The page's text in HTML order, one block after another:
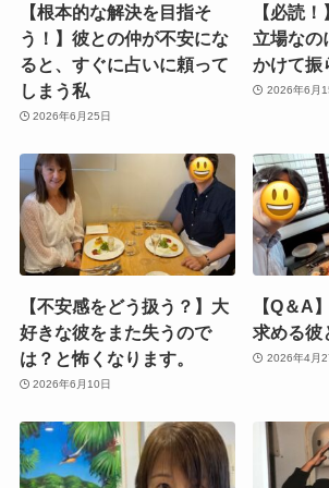
【根本的な解決を目指そ
う！】彼との仲が不安にな
ると、すぐに占いに頼って
しまう私
2026年6月25日
【必読
立場なの
かけて振
2026年6月
【不安感をどう扱う？】大
好きな彼をまた失うので
は？と怖くなります。
2026年6月10日
【Q＆A
求める彼
2026年4月